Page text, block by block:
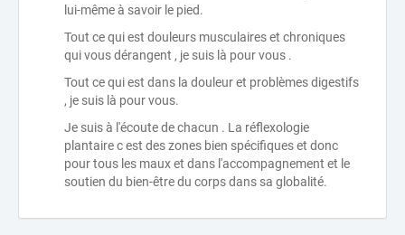
lui-même à savoir le pied.
Tout ce qui est douleurs musculaires et chroniques
qui vous dérangent , je suis là pour vous .
Tout ce qui est dans la douleur et problèmes digestifs
, je suis là pour vous.
Je suis à l'écoute de chacun . La réflexologie
plantaire c est des zones bien spécifiques et donc
pour tous les maux et dans l'accompagnement et le
soutien du bien-être du corps dans sa globalité.